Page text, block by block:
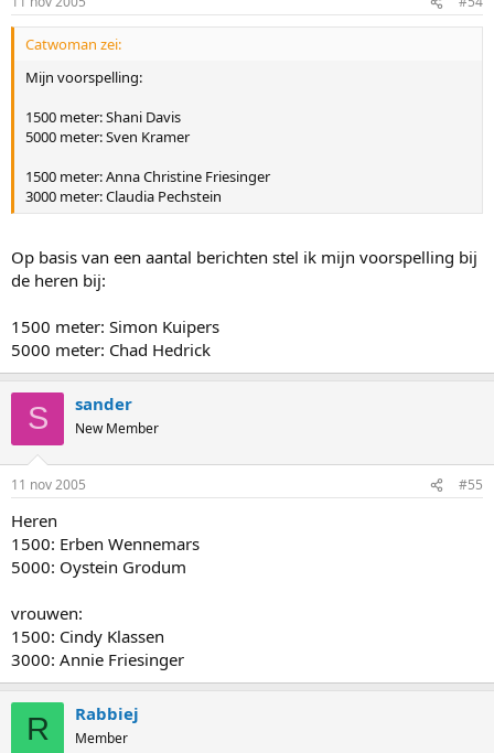
Catwoman zei:
Mijn voorspelling:
1500 meter: Shani Davis
5000 meter: Sven Kramer
1500 meter: Anna Christine Friesinger
3000 meter: Claudia Pechstein
Op basis van een aantal berichten stel ik mijn voorspelling bij
de heren bij:
1500 meter: Simon Kuipers
5000 meter: Chad Hedrick
S sander
New Member
11 nov 2005 #55
Heren
1500: Erben Wennemars
5000: Oystein Grodum
vrouwen:
1500: Cindy Klassen
3000: Annie Friesinger
R Rabbiej
Member